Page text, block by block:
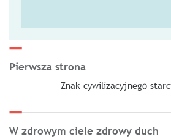
Pierwsza strona
Znak cywilizacyjnego
W zdrowym ciele zdrowy duch